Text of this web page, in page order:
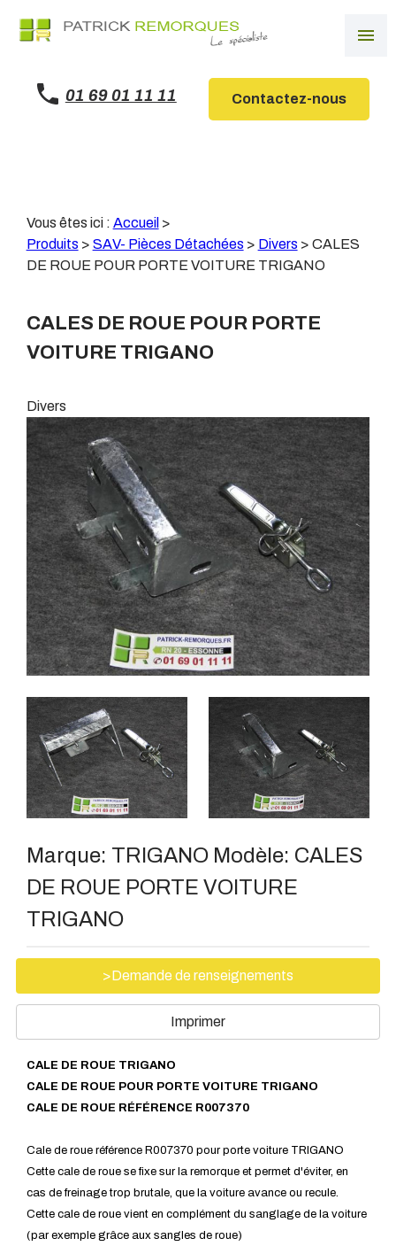
menu
01 69 01 11 11 Contactez-nous
Vous êtes ici : Accueil >
Produits > SAV- Pièces Détachées > Divers > CALES
DE ROUE POUR PORTE VOITURE TRIGANO
CALES DE ROUE POUR PORTE
VOITURE TRIGANO
Divers
Marque: TRIGANO Modèle: CALES
DE ROUE PORTE VOITURE
TRIGANO
>Demande de renseignements
Imprimer
CALE DE ROUE TRIGANO
CALE DE ROUE POUR PORTE VOITURE TRIGANO
CALE DE ROUE RÉFÉRENCE R007370
Cale de roue référence R007370 pour porte voiture TRIGANO
Cette cale de roue se fixe sur la remorque et permet d'éviter, en
cas de freinage trop brutale, que la voiture avance ou recule.
Cette cale de roue vient en complément du sanglage de la voiture
(par exemple grâce aux sangles de roue)